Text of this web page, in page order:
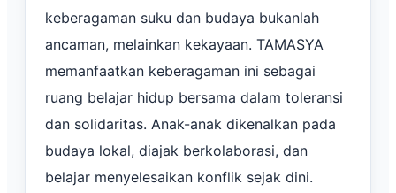
keberagaman suku dan budaya bukanlah
ancaman, melainkan kekayaan. TAMASYA
memanfaatkan keberagaman ini sebagai
ruang belajar hidup bersama dalam toleransi
dan solidaritas. Anak-anak dikenalkan pada
budaya lokal, diajak berkolaborasi, dan
belajar menyelesaikan konflik sejak dini.